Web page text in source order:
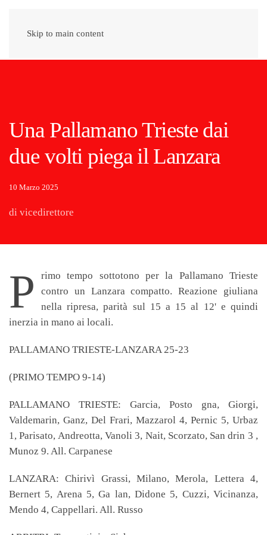
Skip to main content
Una Pallamano Trieste dai
due volti piega il Lanzara
10 Marzo 2025
di vicedirettore
P
rimo tempo sottotono per la Pallamano Trieste
contro un Lanzara compatto. Reazione giuliana
nella ripresa, parità sul 15 a 15 al 12' e quindi
inerzia in mano ai locali.
PALLAMANO TRIESTE-LANZARA 25-23
(PRIMO TEMPO 9-14)
PALLAMANO TRIESTE: Garcia, Posto gna, Giorgi,
Valdemarin, Ganz, Del Frari, Mazzarol 4, Pernic 5, Urbaz
1, Parisato, Andreotta, Vanoli 3, Nait, Scorzato, San drin 3 ,
Munoz 9. All. Carpanese
LANZARA: Chirivì Grassi, Milano, Merola, Lettera 4,
Bernert 5, Arena 5, Ga lan, Didone 5, Cuzzi, Vicinanza,
Mendo 4, Cappellari. All. Russo